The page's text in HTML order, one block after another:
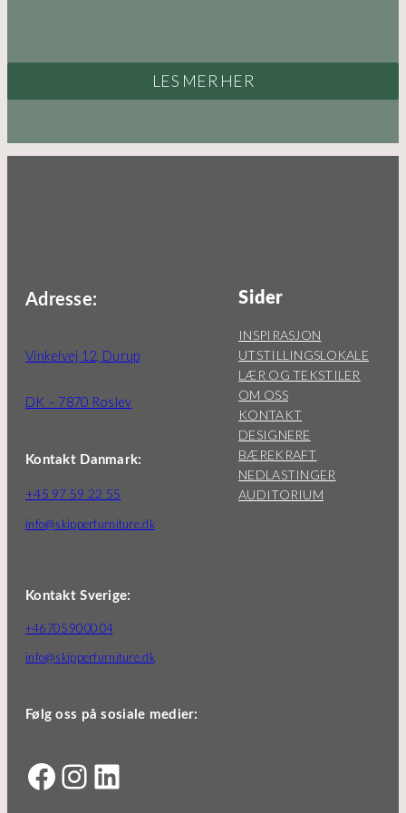
LES MER HER
Adresse:
Vinkelvej 12, Durup
DK – 7870 Roslev
Kontakt Danmark:
+45 97 59 22 55
info@skipperfurniture.dk
Kontakt Sverige:
+46 705 90 00 04
info@skipperfurniture.dk
Følg oss på sosiale medier:
Facebook Instagram LinkedIn
Sider
INSPIRASJON
UTSTILLINGSLOKALE
LÆR OG TEKSTILER
OM OSS
KONTAKT
DESIGNERE
BÆREKRAFT
NEDLASTINGER
AUDITORIUM